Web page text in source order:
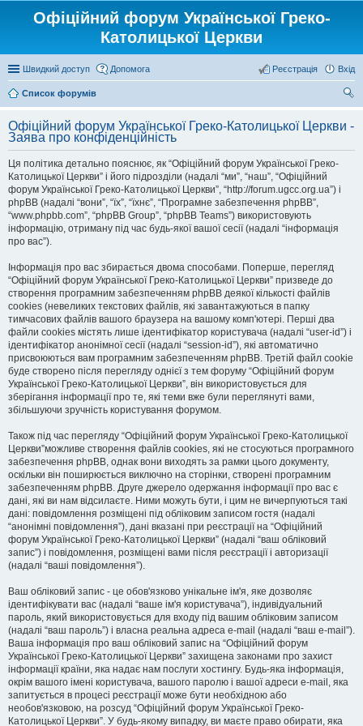
Офіційний форум Української Греко-
Католицької Церкви
Швидкий доступ Допомога Вхід
Реєстрація
Список форумів
Офіційний форум Української Греко-Католицької Церкви -
Заява про конфіденційність
Ця політика детально пояснює, як “Офіційний форум Української Греко-
Католицької Церкви” і його підрозділи (надалі “ми”, “наш”, “Офіційний
форум Української Греко-Католицької Церкви”, “http://forum.ugcc.org.ua”) і
phpBB (надалі “вони”, “їх”, “їхнє”, “Програмне забезпечення phpBB”,
“www.phpbb.com”, “phpBB Group”, “phpBB Teams”) використовують
інформацію, отриману під час будь-якої вашої сесії (надалі “інформація
про вас”).
Інформація про вас збирається двома способами. Поперше, перегляд
“Офіційний форум Української Греко-Католицької Церкви” призведе до
створення програмним забезпеченням phpBB деякої кількості файлів
cookies (невеликих текстових файлів, які завантажуються в папку
тимчасових файлів вашого браузера на вашому комп'ютері. Перші два
файли cookies містять лише ідентифікатор користувача (надалі “user-id”) і
ідентифікатор анонімної сесії (надалі “session-id”), які автоматично
присвоюються вам програмним забезпеченням phpBB. Третій файл cookie
буде створено після перегляду однієї з тем форуму “Офіційний форум
Української Греко-Католицької Церкви”, він використовується для
зберігання інформації про те, які теми вже були переглянуті вами,
збільшуючи зручність користування форумом.
Також під час перегляду “Офіційний форум Української Греко-Католицької
Церкви”можливе створення файлів cookies, які не стосуються програмного
забезпечення phpBB, однак вони виходять за рамки цього документу,
оскільки він поширюється виключно на сторінки, створені програмним
забезпеченням phpBB. Друге джерело одержання інформації про вас є
дані, які ви нам відсилаєте. Ними можуть бути, і цим не вичерпуються такі
дані: повідомлення розміщені під обліковим записом гостя (надалі
“анонімні повідомлення”), дані вказані при реєстрації на “Офіційний
форум Української Греко-Католицької Церкви” (надалі “ваш обліковий
запис”) і повідомлення, розміщені вами після реєстрації і авторизації
(надалі “ваші повідомлення”).
Ваш обліковий запис - це обов'язково унікальне ім'я, яке дозволяє
ідентифікувати вас (надалі “ваше ім'я користувача”), індивідуальний
пароль, який використовується для входу під вашим обліковим записом
(надалі “ваш пароль”) і власна реальна адреса e-mail (надалі “ваш e-mail”).
Ваша інформація про ваш обліковий запис на “Офіційний форум
Української Греко-Католицької Церкви” захищена законами про захист
інформації країни, яка надає нам послуги хостингу. Будь-яка інформація,
окрім вашого імені користувача, вашого паролю і вашої адреси e-mail, яка
запитується в процесі реєстрації може бути необхідною або
необов'язковою, на розсуд “Офіційний форум Української Греко-
Католицької Церкви”. У будь-якому випадку, ви маєте право обирати, яка